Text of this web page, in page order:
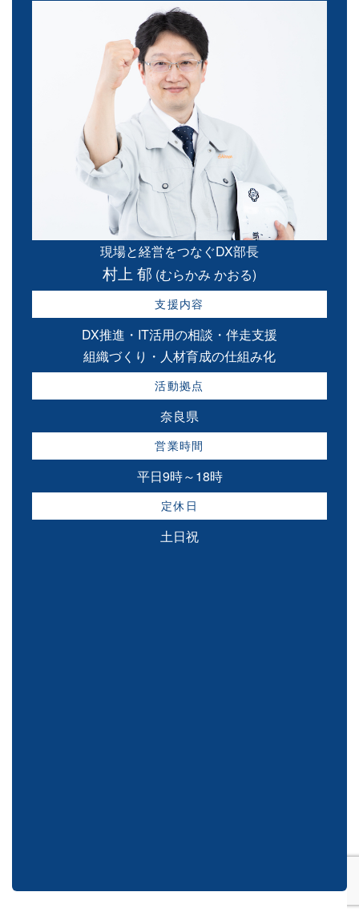
現場と経営をつなぐDX部長
村上 郁 (むらかみ かおる)
支援内容
DX推進・IT活用の相談・伴走支援
組織づくり・人材育成の仕組み化
活動拠点
奈良県
営業時間
平日9時～18時
定休日
土日祝